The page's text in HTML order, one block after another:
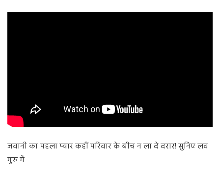
जवानी का पहला प्यार कहीं परिवार के बीच न ला दे दरार! सुनिए लव
गुरु में